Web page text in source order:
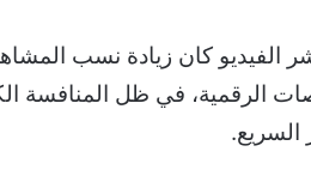
الفيديو كان زيادة نسب
الرقمية، في ظل المنافسة
السريع.